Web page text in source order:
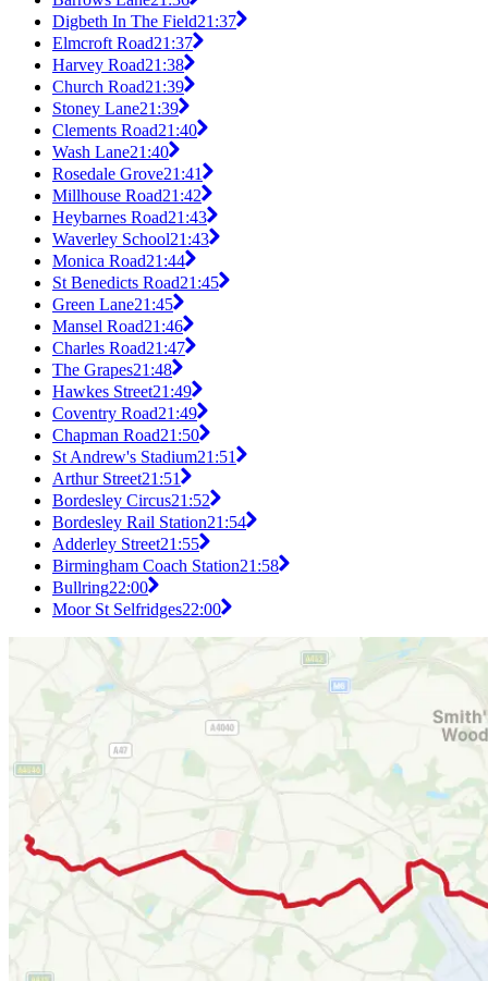
Digbeth In The Field21:37
Elmcroft Road21:37
Harvey Road21:38
Church Road21:39
Stoney Lane21:39
Clements Road21:40
Wash Lane21:40
Rosedale Grove21:41
Millhouse Road21:42
Heybarnes Road21:43
Waverley School21:43
Monica Road21:44
St Benedicts Road21:45
Green Lane21:45
Mansel Road21:46
Charles Road21:47
The Grapes21:48
Hawkes Street21:49
Coventry Road21:49
Chapman Road21:50
St Andrew's Stadium21:51
Arthur Street21:51
Bordesley Circus21:52
Bordesley Rail Station21:54
Adderley Street21:55
Birmingham Coach Station21:58
Bullring22:00
Moor St Selfridges22:00